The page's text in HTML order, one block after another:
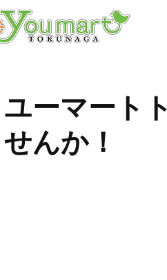
ユーマート
せんか！